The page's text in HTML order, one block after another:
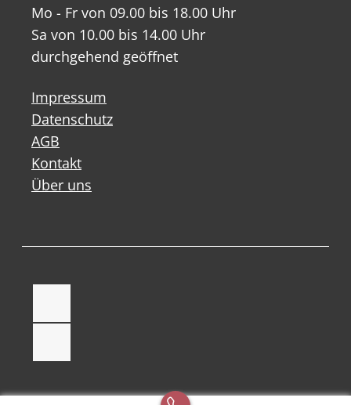
Mo - Fr von 09.00 bis 18.00 Uhr
Sa von 10.00 bis 14.00 Uhr
durchgehend geöffnet
Impressum
Datenschutz
AGB
Kontakt
Über uns